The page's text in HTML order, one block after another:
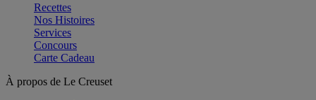
Recettes
Nos Histoires
Services
Concours
Carte Cadeau
À propos de Le Creuset